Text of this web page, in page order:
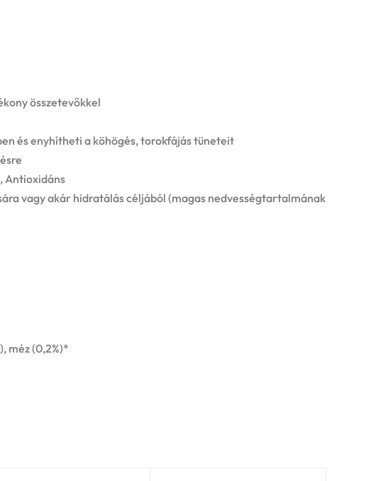
összetevőkkel
és enyhítheti a köhögés, torokfájás tüneteit
Antioxidáns
vagy akár hidratálás céljából (magas nedvességtartalmának
méz (0,2%)*